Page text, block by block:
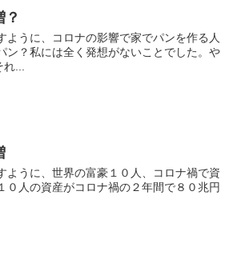
うに、コロナの影響で家でパンを作る人
ン？私には全く発想がないことでした。や
...
ように、世界の富豪１０人、コロナ禍で資
０人の資産がコロナ禍の２年間で８０兆円